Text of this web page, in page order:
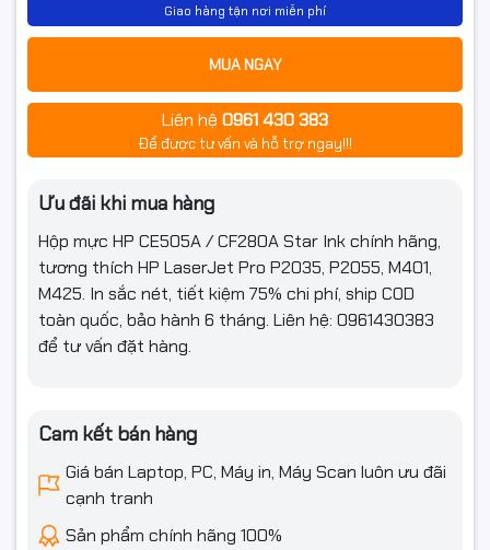
Giao hàng tận nơi miễn phí
MUA NGAY
Liên hệ 0961 430 383
Để được tư vấn và hỗ trợ ngay!!!
Ưu đãi khi mua hàng
Hộp mực HP CE505A / CF280A Star Ink chính hãng,
tương thích HP LaserJet Pro P2035, P2055, M401,
M425. In sắc nét, tiết kiệm 75% chi phí, ship COD
toàn quốc, bảo hành 6 tháng. Liên hệ: 0961430383
để tư vấn đặt hàng.
Cam kết bán hàng
Giá bán Laptop, PC, Máy in, Máy Scan luôn ưu đãi
cạnh tranh
Sản phẩm chính hãng 100%